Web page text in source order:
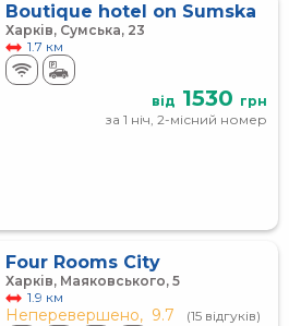
Boutique hotel on Sumska
Харків, Сумська, 23
1.7 км
від 1530 грн
за 1 ніч, 2-місний номер
Four Rooms City
Харків, Маяковського, 5
1.9 км
Неперевершено, 9.7 (15 відгуків)